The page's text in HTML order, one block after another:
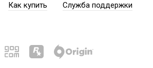
Как купить Служба поддержки